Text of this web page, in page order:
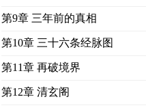
第9章 三年前的真相
第10章 三十六条经脉图
第11章 再破境界
第12章 清玄阁